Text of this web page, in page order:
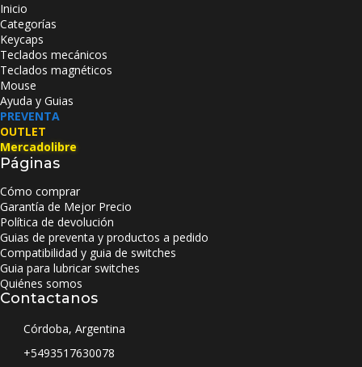
Inicio
Categorías
Keycaps
Teclados mecánicos
Teclados magnéticos
Mouse
Ayuda y Guias
PREVENTA
OUTLET
Mercadolibre
Páginas
Cómo comprar
Garantía de Mejor Precio
Política de devolución
Guias de preventa y productos a pedido
Compatibilidad y guia de switches
Guia para lubricar switches
Quiénes somos
Contactanos
Córdoba, Argentina
+5493517630078